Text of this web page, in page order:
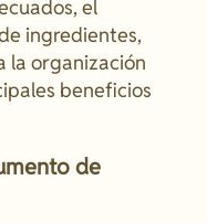
el
ingredientes,
la organización
beneficios
de